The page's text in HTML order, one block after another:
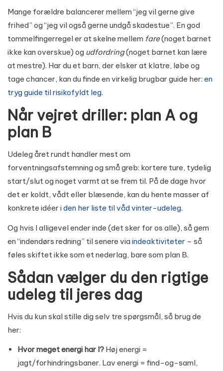
Mange forældre balancerer mellem “jeg vil gerne give
frihed” og “jeg vil også gerne undgå skadestue”. En god
tommelfingerregel er at skelne mellem fare(noget barnet
ikke kan overskue) og udfordring(noget barnet kan lære
at mestre). Har du et barn, der elsker at klatre, løbe og
tage chancer, kan du finde en virkelig brugbar guide her: en
tryg guide til risikofyldt leg.
Når vejret driller: plan A og
plan B
Udeleg året rundt handler mest om
forventningsafstemning og små greb: kortere ture, tydelig
start/slut og noget varmt at se frem til. På de dage hvor
det er koldt, vådt eller blæsende, kan du hente masser af
konkrete idéer iden her liste til våd vinter-udeleg.
Og hvis I alligevel ender inde (det sker for os alle), så gem
en “indendørs redning” til senere viaindeaktiviteter – så
føles skiftet ikke som et nederlag, bare som plan B.
Sådan vælger du den rigtige
udeleg til jeres dag
Hvis du kun skal stille dig selv tre spørgsmål, så brug de
her:
Hvor meget energi har I? Høj energi =
jagt/forhindringsbaner. Lav energi = find-og-saml,